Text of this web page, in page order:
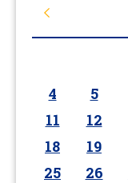
4
5
11
12
18
19
25
26